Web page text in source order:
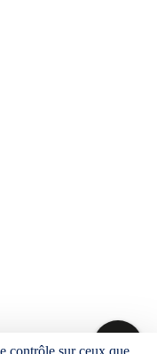
en
;
contrôle sur ceux que